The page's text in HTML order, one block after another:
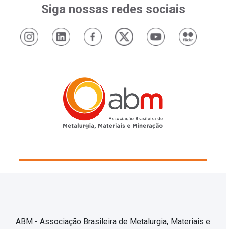
Siga nossas redes sociais
ABM - Associação Brasileira de Metalurgia, Materiais e